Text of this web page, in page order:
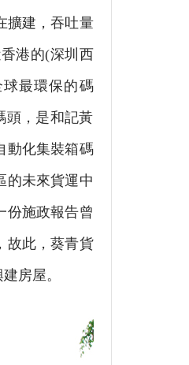
擴建，吞吐量
港的(深圳西
最環保的碼
頭，是和記黃
動化集裝箱碼
的未來貨運中
份施政報告曾
故此，葵青貨
房屋。